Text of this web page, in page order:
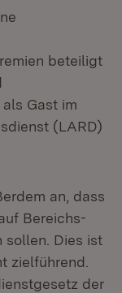
beteiligt
Gast im
(LARD)
an, dass
Bereichs-
sollen. Dies ist
zielführend.
der